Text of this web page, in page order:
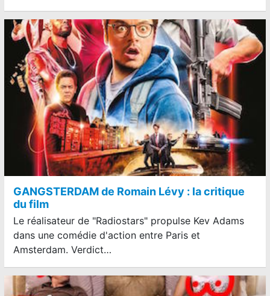
GANGSTERDAM de Romain Lévy : la critique
du film
Le réalisateur de "Radiostars" propulse Kev Adams
dans une comédie d'action entre Paris et
Amsterdam. Verdict…